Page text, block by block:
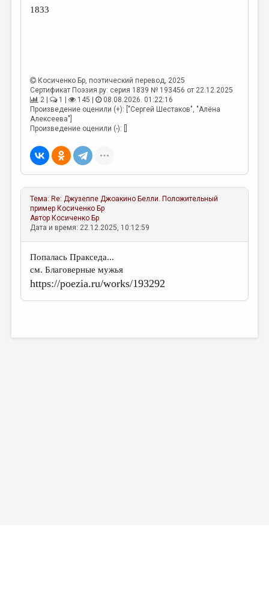
1833
Косиченко Бр, поэтический перевод, 2025
Сертификат Поэзия.ру: серия 1839 № 193456 от 22.12.2025
2 |
1 | 145 |
08.08.2026. 01:22:16
Произведение оценили (+): ["Сергей Шестаков", "Алёна
Алексеева"]
Произведение оценили (-): []
Тема: Re: Джузеппе Джоакино Белли. Положительный
пример Косиченко Бр
Автор Косиченко Бр
Дата и время: 22.12.2025, 10:12:59
Попалась Пракседа...
см. Благоверные мужья
https://poezia.ru/works/193292